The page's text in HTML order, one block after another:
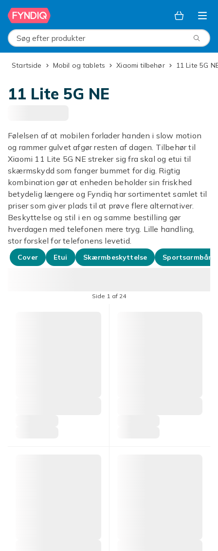
Spring til hovedindhold
Søg efter produkter
Startside Mobil og tablets Xiaomi tilbehør 11 Lite 5G
11 Lite 5G NE
Følelsen af at mobilen forlader handen i slow motion
og rammer gulvet afgør resten af dagen. Tilbehør til
Xiaomi 11 Lite 5G NE streker sig fra skal og etui til
skærmskydd som fanger bummet for dig. Rigtig
kombination gør at enheden beholder sin friskhed
betydelig længere og Fyndiq har sortimentet samlet til
priser som giver plads til at prøve flere alternativer.
Beskyttelse og stil i en og samme bestilling gør
hverdagen med telefonen mere tryg. Lille handling,
stor forskel for telefonens levetid.
Cover Etui Skærmbeskyttelse Sportsarmbånd
Side 1 af 24